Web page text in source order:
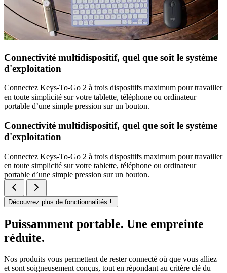
Connectivité multidispositif, quel que soit le système
d'exploitation
Connectez Keys-To-Go 2 à trois dispositifs maximum pour travailler
en toute simplicité sur votre tablette, téléphone ou ordinateur
portable d’une simple pression sur un bouton.
Connectivité multidispositif, quel que soit le système
d'exploitation
Connectez Keys-To-Go 2 à trois dispositifs maximum pour travailler
en toute simplicité sur votre tablette, téléphone ou ordinateur
portable d’une simple pression sur un bouton.
Découvrez plus de fonctionnalités
Puissamment portable. Une empreinte
réduite.
Nos produits vous permettent de rester connecté où que vous alliez
et sont soigneusement conçus, tout en répondant au critère clé du